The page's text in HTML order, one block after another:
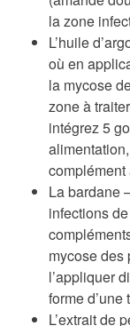
la zone
L’huile
où en
la mycose
zone à
intégrez 5
La bardane
infections
mycose des
l’appliquer
forme d’une
L’extrait de